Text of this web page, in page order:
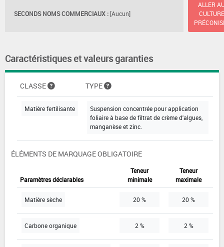
SECONDS NOMS COMMERCIAUX : [Aucun]
ALLER
Caractéristiques et valeurs garanties
CLASSE TYPE
Matière fertilisante
Suspension concentrée pour application
foliaire à base de filtrat de crème d'algues,
manganèse et zinc.
ÉLÉMENTS DE MARQUAGE OBLIGATOIRE
Paramètres déclarables
Teneur
minimale
Teneur
maximale
Matière sèche 20 % 20 %
Carbone organique 2 % 2 %